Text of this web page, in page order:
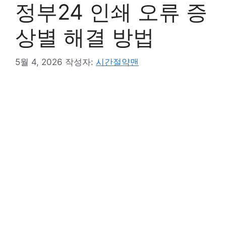
정부24 인쇄 오류 증
상별 해결 방법
5월 4, 2026 작성자: 시간절약맨